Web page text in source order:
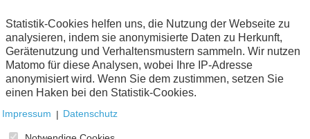
Informationswirtschaft
Technische Standards
zum Verein
Keine Nachrichten verfügbar.
Statistik-Cookies helfen uns, die Nutzung der Webseite zu
analysieren, indem sie anonymisierte Daten zu Herkunft,
Gerätenutzung und Verhaltensmustern sammeln. Wir nutzen
Matomo für diese Analysen, wobei Ihre IP-Adresse
anonymisiert wird. Wenn Sie dem zustimmen, setzen Sie
einen Haken bei den Statistik-Cookies.
Impressum | Datenschutz